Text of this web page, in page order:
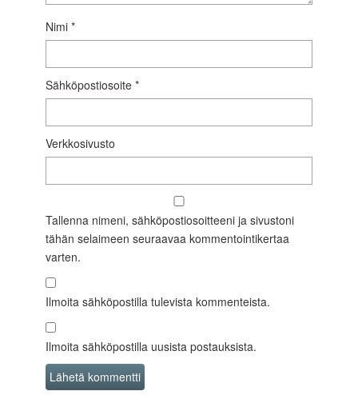
Nimi *
Sähköpostiosoite *
Verkkosivusto
Tallenna nimeni, sähköpostiosoitteeni ja sivustoni
tähän selaimeen seuraavaa kommentointikertaa
varten.
Ilmoita sähköpostilla tulevista kommenteista.
Ilmoita sähköpostilla uusista postauksista.